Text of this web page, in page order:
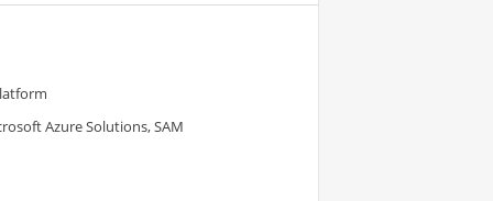
Azure Solutions, SAM